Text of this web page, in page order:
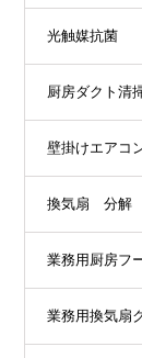
光触媒抗菌
厨房ダクト清
壁掛けエアコ
換気扇 分解
業務用厨房フ
業務用換気扇